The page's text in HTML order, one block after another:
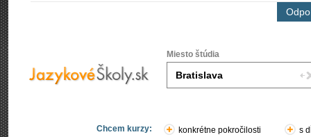
Miesto štúdia
Chcem kurzy: konkrétne pokročilosti s